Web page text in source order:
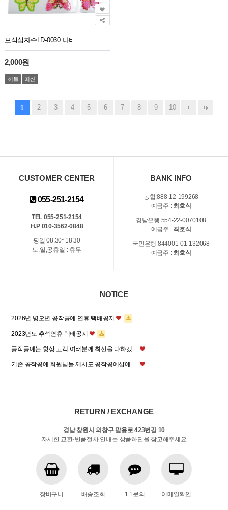
보석십자수LD-0030 나비
2,000원
히트 최신
1 2 3 4 5 6 7 8 9 10
CUSTOMER CENTER
055-251-2154
TEL 055-251-2154
H.P 010-3562-0848
평일 08:30~18:30
토,일,공휴일 : 휴무
BANK INFO
농협:888-12-199268
예금주 : 최호식
경남은행 554-22-0070108
예금주 : 최호식
국민은행 844001-01-132068
예금주 : 최호식
NOTICE
2026년 병오년 공작공예 연휴 택배공지
2023년도 추석연휴 택배공지
공작공예는 항상 고객 여러분께 최선을 다하겠…
기존 공작공예 회원님들 께서도 공작공예샵에 …
RETURN / EXCHANGE
경남 창원시 의창구 팔용로 423번길 10
자세한 교환·반품절차 안내는 상품하단을 참고해주세요
장바구니 배송조회 1:1문의 이메일확인